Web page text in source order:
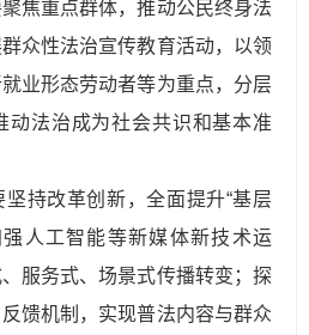
聚焦重点群体，推动公民终身法
众性法治宣传教育活动，以领
业形态劳动者等为重点，分层
动法治成为社会共识和基本准
坚持改革创新，全面提升“基层
人工智能等新媒体新技术运
服务式、场景式传播转变；探
馈机制，实现普法内容与群众